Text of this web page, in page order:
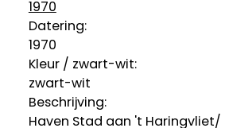
1970
Datering:
1970
Kleur / zwart-wit:
zwart-wit
Beschrijving:
Haven Stad aan 't Haringvliet/